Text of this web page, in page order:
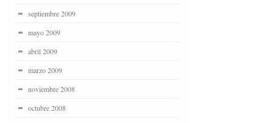
septiembre 2009
mayo 2009
abril 2009
marzo 2009
noviembre 2008
octubre 2008